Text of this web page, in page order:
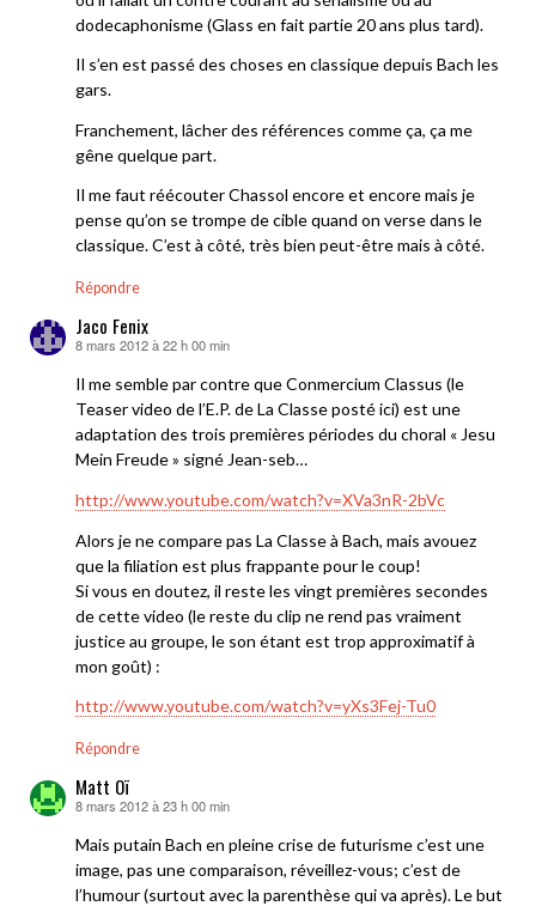
dodecaphonisme (Glass en fait partie 20 ans plus tard).
Il s’en est passé des choses en classique depuis Bach les
gars.
Franchement, lâcher des références comme ça, ça me
gêne quelque part.
Il me faut réécouter Chassol encore et encore mais je
pense qu’on se trompe de cible quand on verse dans le
classique. C’est à côté, très bien peut-être mais à côté.
Répondre
Jaco Fenix
dit :
8 mars 2012 à 22 h 00 min
Il me semble par contre que Conmercium Classus (le
Teaser video de l’E.P. de La Classe posté ici) est une
adaptation des trois premières périodes du choral « Jesu
Mein Freude » signé Jean-seb…
http://www.youtube.com/watch?v=XVa3nR-2bVc
Alors je ne compare pas La Classe à Bach, mais avouez
que la filiation est plus frappante pour le coup!
Si vous en doutez, il reste les vingt premières secondes
de cette video (le reste du clip ne rend pas vraiment
justice au groupe, le son étant est trop approximatif à
mon goût) :
http://www.youtube.com/watch?v=yXs3Fej-Tu0
Répondre
Matt Oï
dit :
8 mars 2012 à 23 h 00 min
Mais putain Bach en pleine crise de futurisme c’est une
image, pas une comparaison, réveillez-vous; c’est de
l’humour (surtout avec la parenthèse qui va après). Le but